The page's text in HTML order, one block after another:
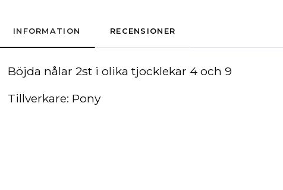
INFORMATION RECENSIONER
Böjda nålar 2st i olika tjocklekar 4 och 9
Tillverkare: Pony